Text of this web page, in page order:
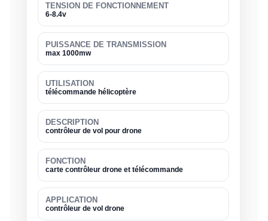
TENSION DE FONCTIONNEMENT
6-8.4v
PUISSANCE DE TRANSMISSION
max 1000mw
UTILISATION
télécommande hélicoptère
DESCRIPTION
contrôleur de vol pour drone
FONCTION
carte contrôleur drone et télécommande
APPLICATION
contrôleur de vol drone